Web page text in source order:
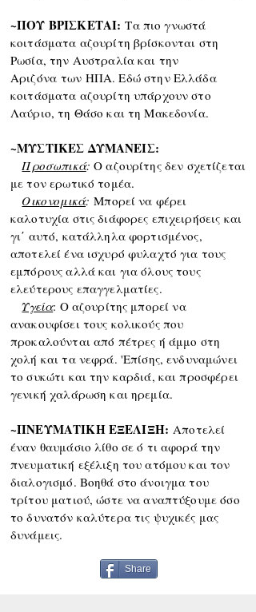
~ΠΟΥ ΒΡΙΣΚΕΤΑΙ:Τα πιο γνωστά
κοιτάσματα αζουρίτη βρίσκονται στη
Ρωσία, την Αυστραλία και την
Αριζόνατων ΗΠΑ. Εδώ στην Ελλάδα
κοιτάσματα αζουρίτη υπάρχουν στο
Λαύριο, τη Θάσο και τη Μακεδονία.
~ΜΥΣΤΙΚΕΣ ΔΥΜΑΝΕΙΣ:
Προσωπικά:Ο αζουρίτης δεν σχετίζεται
με τον ερωτικό τομέα.
Οικονομικά: Μπορεί να φέρει
καλοτυχία στις διάφορες επιχειρήσεις και
γι΄ αυτό, κατάλληλα φορτισμένος,
αποτελεί ένα ισχυρό φυλαχτό για τους
εμπόρους αλλά και για όλους τους
ελεύτερους επαγγελματίες.
Υγεία: Ο αζουρίτης μπορεί να
ανακουφίσει τους κολικούς που
προκαλούνται από πέτρες ή άμμο στη
χολή και τα νεφρά. 'Επίσης, ενδυναμώνει
το συκώτι και την καρδιά, και προσφέρει
γενική χαλάρωση και ηρεμία.
~ΠΝΕΥΜΑΤΙΚΗ ΕΞΕΛΙΞΗ:Αποτελεί
έναν θαυμάσιο λίθο σε ό τι αφορά την
πνευματική εξέλιξη του ατόμου και τον
διαλογισμό. Βοηθά στο άνοιγμα του
τρίτου ματιού, ώστε να αναπτύξουμε όσο
το δυνατόν καλύτερα τις ψυχικές μας
δυνάμεις.
Share